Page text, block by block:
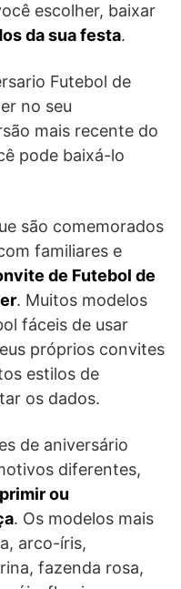
escolher, baixar
da sua festa.
Futebol de
no seu
mais recente do
pode baixá-lo
são comemorados
familiares e
de Futebol de
. Muitos modelos
fáceis de usar
próprios convites
estilos de
os dados.
de aniversário
diferentes,
ou
. Os modelos mais
arco-íris,
fazenda rosa,